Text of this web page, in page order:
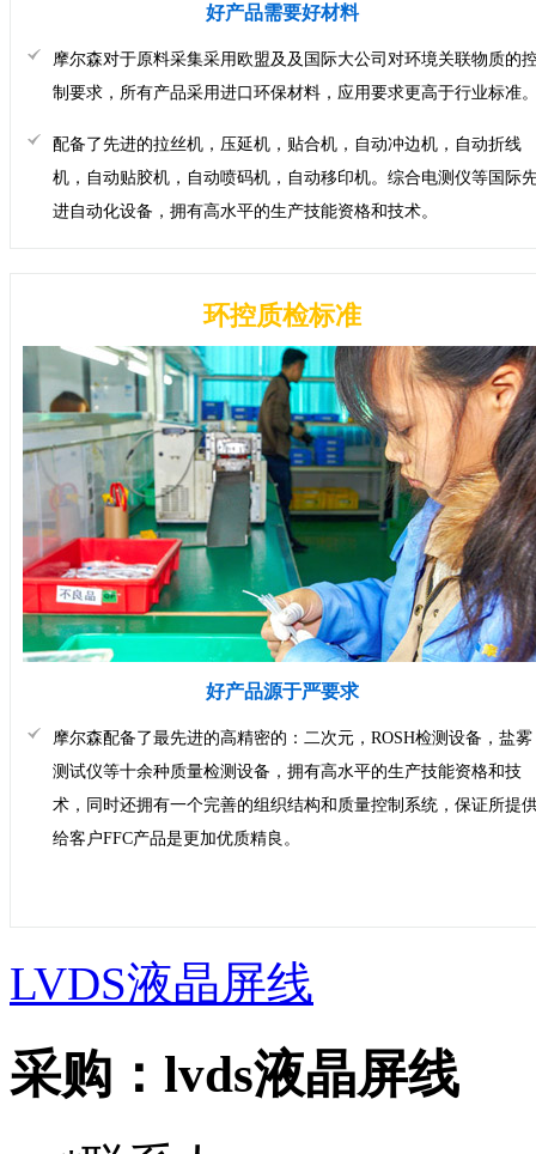
好产品需要好材料
摩尔森对于原料采集采用欧盟及及国际大公司对环境关联物质的
制要求，所有产品采用进口环保材料，应用要求更高于行业标准
配备了先进的拉丝机，压延机，贴合机，自动冲边机，自动折线
机，自动贴胶机，自动喷码机，自动移印机。综合电测仪等国际
进自动化设备，拥有高水平的生产技能资格和技术。
环控质检标准
好产品源于严要求
摩尔森配备了最先进的高精密的：二次元，ROSH检测设备，盐雾
测试仪等十余种质量检测设备，拥有高水平的生产技能资格和技
术，同时还拥有一个完善的组织结构和质量控制系统，保证所提
给客户FFC产品是更加优质精良。
LVDS液晶屏线
采购： lvds液晶屏线